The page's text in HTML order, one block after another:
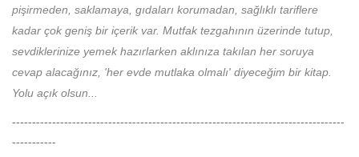
pişirmeden, saklamaya, gıdaları korumadan, sağlıklı tariflere
kadar çok geniş bir içerik var. Mutfak tezgahının üzerinde tutup,
sevdiklerinize yemek hazırlarken aklınıza takılan her soruya
cevap alacağınız, 'her evde mutlaka olmalı' diyeceğim bir kitap.
Yolu açık olsun...
-----------------------------------------------------------------------------------
-----------